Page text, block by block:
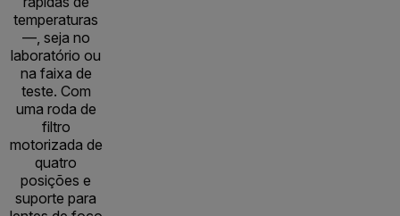
temperaturas
—, seja no
laboratório ou
na faixa de
teste. Com
uma roda de
filtro
motorizada de
quatro
posições e
suporte para